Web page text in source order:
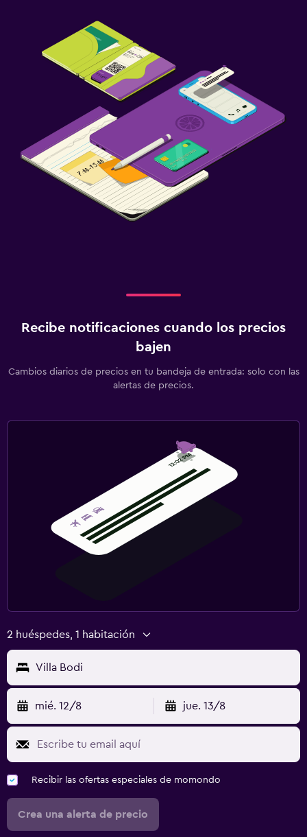
Recibe notificaciones cuando los precios
bajen
Cambios diarios de precios en tu bandeja de entrada: solo con las
alertas de precios.
2 huéspedes, 1 habitación
Villa Bodi
mié. 12/8 jue. 13/8
Recibir las ofertas especiales de momondo
Crea una alerta de precio